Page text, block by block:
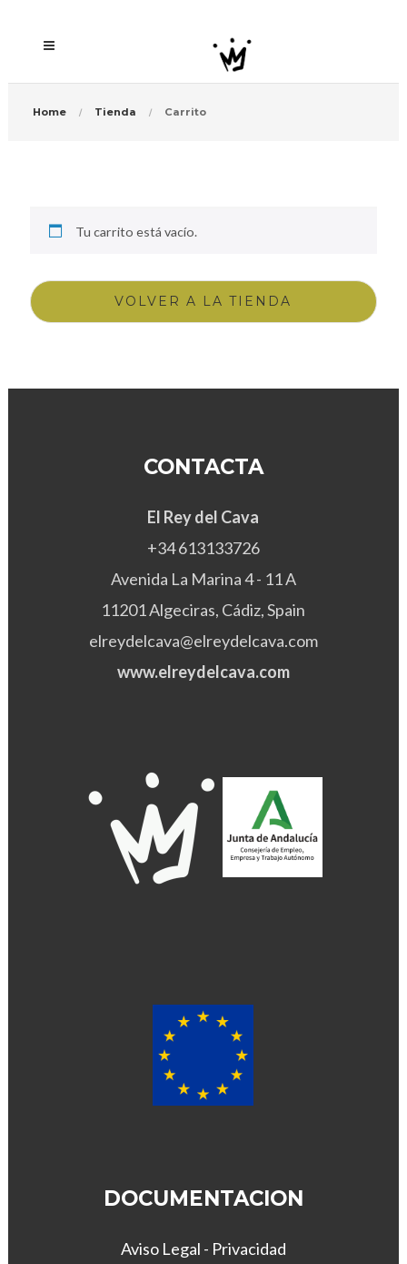
Home Tienda Carrito
Tu carrito está vacío.
VOLVER A LA TIENDA
CONTACTA
El Rey del Cava
+34 613133726
Avenida La Marina 4 - 11 A
11201 Algeciras, Cádiz, Spain
elreydelcava@elreydelcava.com
www.elreydelcava.com
DOCUMENTACION
Aviso Legal - Privacidad